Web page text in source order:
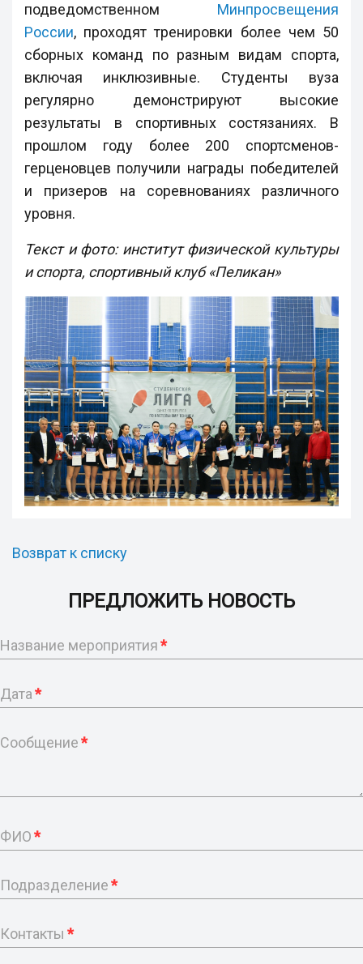
подведомственном Минпросвещения
России, проходят тренировки более чем 50
сборных команд по разным видам спорта,
включая инклюзивные. Студенты вуза
регулярно демонстрируют высокие
результаты в спортивных состязаниях. В
прошлом году более 200 спортсменов-
герценовцев получили награды победителей
и призеров на соревнованиях различного
уровня.
Текст и фото: институт физической культуры
и спорта, спортивный клуб «Пеликан»
Возврат к списку
ПРЕДЛОЖИТЬ НОВОСТЬ
Название мероприятия*
Дата*
Сообщение*
ФИО*
Подразделение*
Контакты *